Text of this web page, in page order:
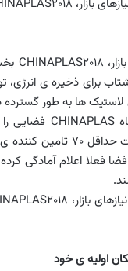
CHINAPLAS2018
برای ذخیره ی
ها به طور گسترده
CHINAPLAS فضایی
اختصاص داده و
فعلا اعلام آمادگی
اولیه ی خود